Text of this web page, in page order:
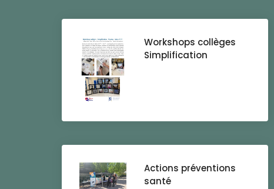
Workshops collèges
Simplification
Actions préventions
santé